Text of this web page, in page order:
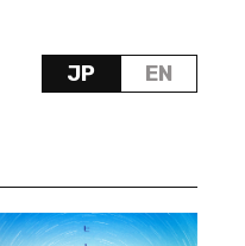
JP EN